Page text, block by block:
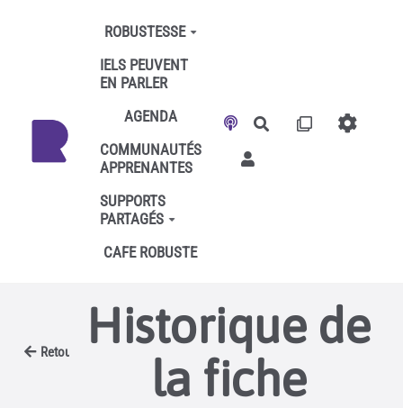
Aller au contenu principal
ROBUSTESSE
IELS PEUVENT
EN PARLER
AGENDA
COMMUNAUTÉS
APPRENANTES
SUPPORTS
PARTAGÉS
CAFE ROBUSTE
Rechercher
Retour
Historique de
la fiche